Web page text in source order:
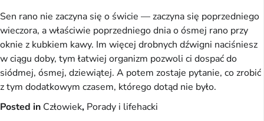
Sen rano nie zaczyna się o świcie — zaczyna się poprzedniego
wieczora, a właściwie poprzedniego dnia o ósmej rano przy
oknie z kubkiem kawy. Im więcej drobnych dźwigni naciśniesz
w ciągu doby, tym łatwiej organizm pozwoli ci dospać do
siódmej, ósmej, dziewiątej. A potem zostaje pytanie, co zrobić
z tym dodatkowym czasem, którego dotąd nie było.
Posted in Człowiek, Porady i lifehacki